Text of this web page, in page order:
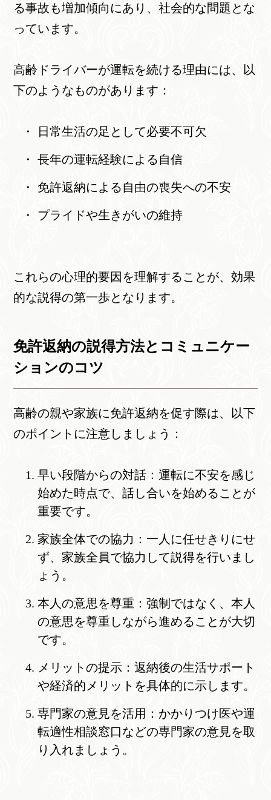
る事故も増加傾向にあり、社会的な問題とな
っています。
高齢ドライバーが運転を続ける理由には、以
下のようなものがあります：
日常生活の足として必要不可欠
長年の運転経験による自信
免許返納による自由の喪失への不安
プライドや生きがいの維持
これらの心理的要因を理解することが、効果
的な説得の第一歩となります。
免許返納の説得方法とコミュニケー
ションのコツ
高齢の親や家族に免許返納を促す際は、以下
のポイントに注意しましょう：
早い段階からの対話：運転に不安を感じ
始めた時点で、話し合いを始めることが
重要です。
家族全体での協力：一人に任せきりにせ
ず、家族全員で協力して説得を行いまし
ょう。
本人の意思を尊重：強制ではなく、本人
の意思を尊重しながら進めることが大切
です。
メリットの提示：返納後の生活サポート
や経済的メリットを具体的に示します。
専門家の意見を活用：かかりつけ医や運
転適性相談窓口などの専門家の意見を取
り入れましょう。